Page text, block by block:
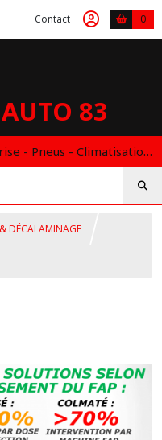
Contact 0
83
Mécanique - Carrosserie - Pare-Brise - Pneus - Climatisation - Entretien - Vidange Boite Auto - Boitier éthanol
DÉCALAMINAGE